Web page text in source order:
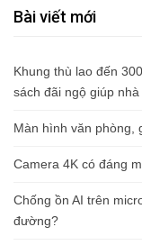
Bài viết mới
Khung thù lao đến
sách đãi ngộ giúp
Màn hình văn phòng,
Camera 4K có đáng
Chống ồn AI trên
đường?